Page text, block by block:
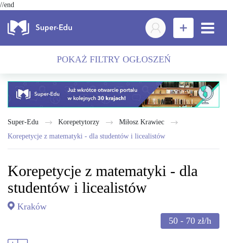
//end
POKAŻ FILTRY OGŁOSZEŃ
Super-Edu Korepetytorzy
Miłosz Krawiec
Korepetycje z matematyki - dla studentów i licealistów
Korepetycje z matematyki - dla
studentów i licealistów
Kraków
50 - 70 zł/h